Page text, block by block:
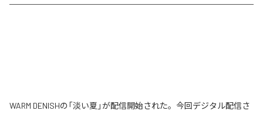
WARM DENISHの「淡い夏」が配信開始された。今回デジタル配信さ